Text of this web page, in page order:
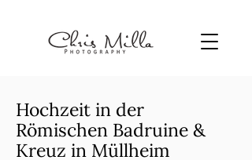
Hochzeit in der
Römischen Badruine &
Kreuz in Müllheim